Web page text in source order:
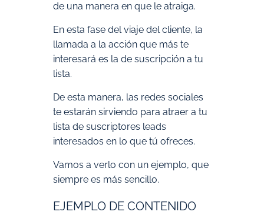
de una manera en que le atraiga.
En esta fase del viaje del cliente, la
llamada a la acción que más te
interesará es la de suscripción a tu
lista.
De esta manera, las redes sociales
te estarán sirviendo para atraer a tu
lista de suscriptores leads
interesados en lo que tú ofreces.
Vamos a verlo con un ejemplo, que
siempre es más sencillo.
EJEMPLO DE CONTENIDO